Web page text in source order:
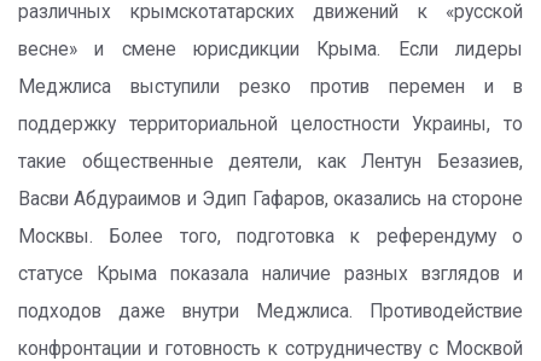
различных крымскотатарских движений к «русской
весне» и смене юрисдикции Крыма. Если лидеры
Меджлиса выступили резко против перемен и в
поддержку территориальной целостности Украины, то
такие общественные деятели, как Лентун Безазиев,
Васви Абдураимов и Эдип Гафаров, оказались на стороне
Москвы. Более того, подготовка к референдуму о
статусе Крыма показала наличие разных взглядов и
подходов даже внутри Меджлиса. Противодействие
конфронтации и готовность к сотрудничеству с Москвой